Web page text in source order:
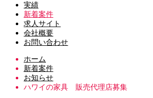
実績
新着案件
求人サイト
会社概要
お問い合わせ
ホーム
新着案件
お知らせ
ハワイの家具 販売代理店募集